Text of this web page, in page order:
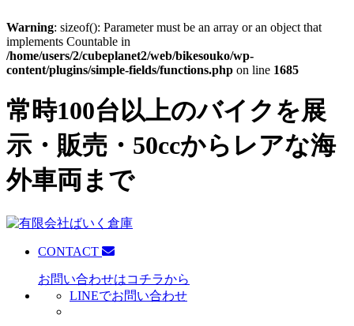
Warning: sizeof(): Parameter must be an array or an object that
implements Countable in
/home/users/2/cubeplanet2/web/bikesouko/wp-
content/plugins/simple-fields/functions.php on line 1685
常時100台以上のバイクを展
示・販売・50ccからレアな海
外車両まで
CONTACT
お問い合わせはコチラから
LINEでお問い合わせ